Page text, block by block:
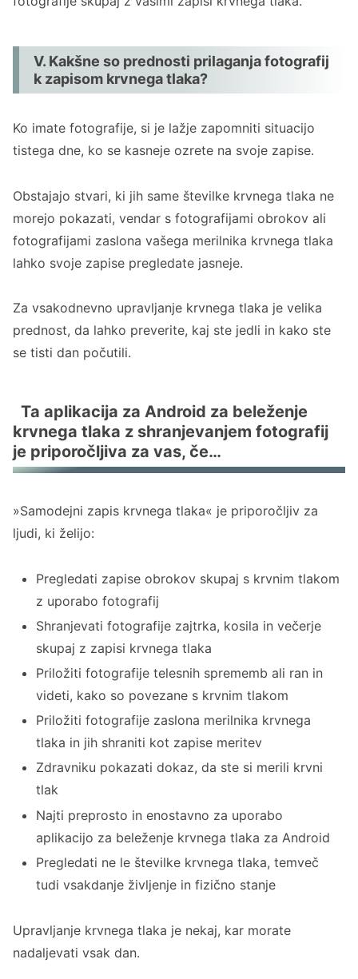
V. Kakšne so prednosti prilaganja fotografij
k zapisom krvnega tlaka?
Ko imate fotografije, si je lažje zapomniti situacijo
tistega dne, ko se kasneje ozrete na svoje zapise.
Obstajajo stvari, ki jih same številke krvnega tlaka ne
morejo pokazati, vendar s fotografijami obrokov ali
fotografijami zaslona vašega merilnika krvnega tlaka
lahko svoje zapise pregledate jasneje.
Za vsakodnevno upravljanje krvnega tlaka je velika
prednost, da lahko preverite, kaj ste jedli in kako ste
se tisti dan počutili.
Ta aplikacija za Android za beleženje
krvnega tlaka z shranjevanjem fotografij
je priporočljiva za vas, če…
»Samodejni zapis krvnega tlaka« je priporočljiv za
ljudi, ki želijo:
Pregledati zapise obrokov skupaj s krvnim tlakom
z uporabo fotografij
Shranjevati fotografije zajtrka, kosila in večerje
skupaj z zapisi krvnega tlaka
Priložiti fotografije telesnih sprememb ali ran in
videti, kako so povezane s krvnim tlakom
Priložiti fotografije zaslona merilnika krvnega
tlaka in jih shraniti kot zapise meritev
Zdravniku pokazati dokaz, da ste si merili krvni
tlak
Najti preprosto in enostavno za uporabo
aplikacijo za beleženje krvnega tlaka za Android
Pregledati ne le številke krvnega tlaka, temveč
tudi vsakdanje življenje in fizično stanje
Upravljanje krvnega tlaka je nekaj, kar morate
nadaljevati vsak dan.